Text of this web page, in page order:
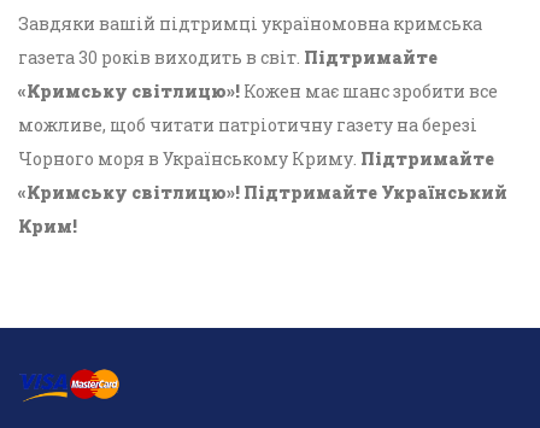
Завдяки вашій підтримці україномовна кримська
газета 30 років виходить в світ. Підтримайте
«Кримську світлицю»! Кожен має шанс зробити все
можливе, щоб читати патріотичну газету на березі
Чорного моря в Українському Криму. Підтримайте
«Кримську світлицю»! Підтримайте Український
Крим!